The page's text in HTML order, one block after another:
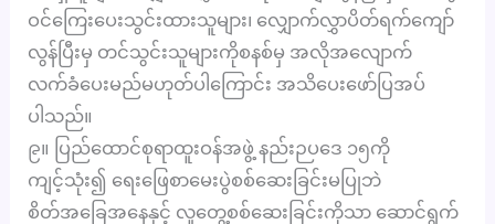
ဝင်ကြေးပေးသွင်းထားသူများ၊ လျှောက်လွှာပိတ်ရက်ကျော်
လွန်ပြီးမှ တင်သွင်းသူများကိုစနစ်မှ အလိုအလျောက်
လက်ခံပေးမည်မဟုတ်ပါကြောင်း အသိပေးဖော်ပြအပ်
ပါသည်။
၉။ ပြည်ထောင်စုရာထူးဝန်အဖွဲ့ နည်းဉပဒေ ၁၅ကို
ကျင့်သုံး၍ ရေးဖြေစာမေးပွဲစစ်ဆေးခြင်းမပြုဘဲ
စိတ်အခြေအနေနှင့် လူတွေ့စစ်ဆေးခြင်းကိုသာ ဆောင်ရွက်